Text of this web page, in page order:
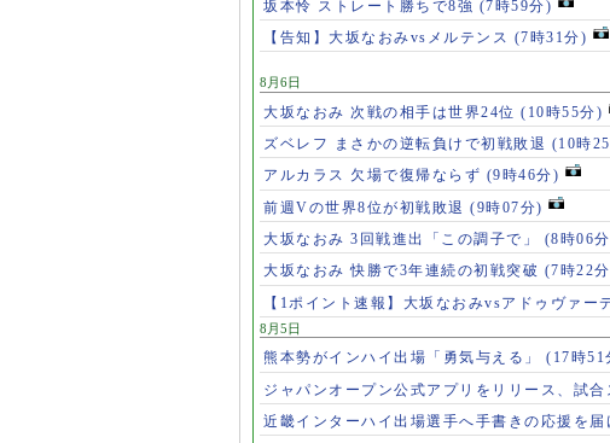
坂本怜 ストレート勝ちで8強 (7時59分)
【告知】大坂なおみvsメルテンス (7時31分)
8月6日
大坂なおみ 次戦の相手は世界24位 (10時55分)
ズベレフ まさかの逆転負けで初戦敗退 (10時
アルカラス 欠場で復帰ならず (9時46分)
前週Vの世界8位が初戦敗退 (9時07分)
大坂なおみ 3回戦進出「この調子で」 (8時06
大坂なおみ 快勝で3年連続の初戦突破 (7時22
【1ポイント速報】大坂なおみvsアドゥヴァー
8月5日
熊本勢がインハイ出場「勇気与える」 (17時51
ジャパンオープン公式アプリをリリース、試
近畿インターハイ出場選手へ手書きの応援を